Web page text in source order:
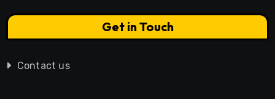
Get in Touch
Contact us